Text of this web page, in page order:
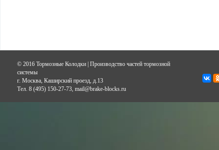
© 2016 Тормозные Колодки | Производство частей тормозной
системы
г. Москва, Каширский проезд, д.13
Тел. 8 (495) 150-27-73, mail@brake-blocks.ru